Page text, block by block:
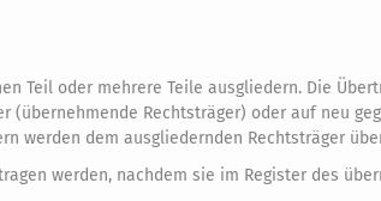
Teil oder mehrere Teile ausgliedern. Die
Rechtsträger) oder auf neu
werden dem ausgliedernden Rechtsträger
werden, nachdem sie im Register des